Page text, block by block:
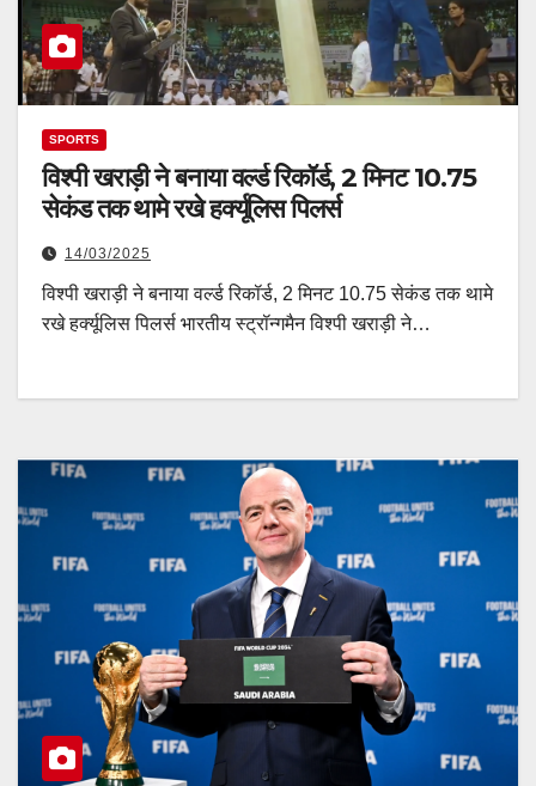
SPORTS
विश्पी खराड़ी ने बनाया वर्ल्ड रिकॉर्ड, 2 मिनट 10.75
सेकंड तक थामे रखे हर्क्यूलिस पिलर्स
14/03/2025
विश्पी खराड़ी ने बनाया वर्ल्ड रिकॉर्ड, 2 मिनट 10.75 सेकंड तक थामे
रखे हर्क्यूलिस पिलर्स भारतीय स्ट्रॉन्गमैन विश्पी खराड़ी ने…